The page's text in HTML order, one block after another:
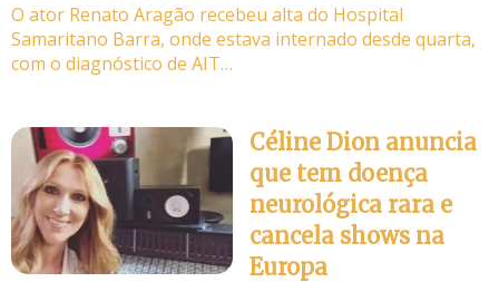
O ator Renato Aragão recebeu alta do Hospital
Samaritano Barra, onde estava internado desde quarta,
com o diagnóstico de AIT…
Céline Dion anuncia
que tem doença
neurológica rara e
cancela shows na
Europa